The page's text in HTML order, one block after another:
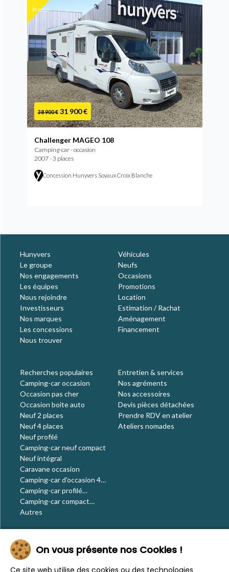
Promo
38 900 € 31 900 €
Challenger MAGEO 108
Camping-car - occasion
2007 - 3 places
Concession Hunyvers Soyaux Croix Blanche
Hunyvers
Le groupe
Nos engagements
Les équipes
Nous rejoindre
Investisseurs
Nos marques
Les concessions
Nous trouver
Véhicules
Neufs
Occasions
Promotions
Location
Estimation / Rachat
Aménagement
Financement
Recherches populaires
Camping-car occasion
Occasion pas cher
Occasion boite auto
Neuf 2 places
Neuf 4 places
Neuf profilé
Camping-car neuf compact
Neuf intégral
Caravane occasion
Camping-car d'occasion 4
places
Camping-car profilé
occasion
Camping-car compact
occasion
Autres
Entretien & services
Nos agréments
Nos accessoires
Devis pièces détachées
Prendre RDV en atelier
Ateliers nomades
Le blog
Actualités
Évènements
On vous présente nos Cookies !
Ce site web utilise des cookies ou des technologies